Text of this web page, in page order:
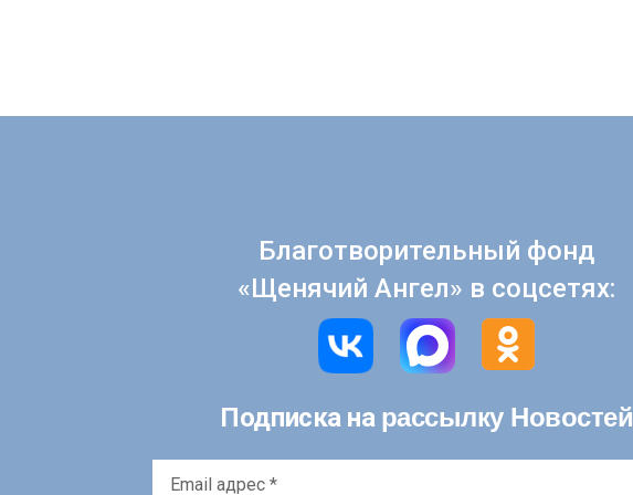
Благотворительный фонд
«Щенячий Ангел» в соцсетях:
Подписка на рассылку Новостей
Email
адрес